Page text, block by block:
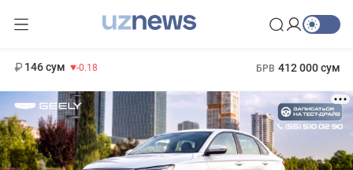
146 сум -0.18 БРВ 412 000 сум